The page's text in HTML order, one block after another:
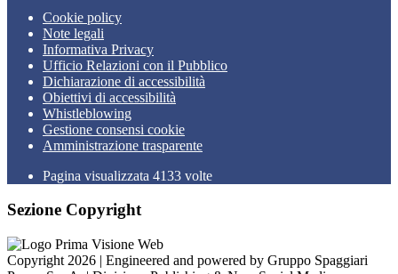
Cookie policy
Note legali
Informativa Privacy
Ufficio Relazioni con il Pubblico
Dichiarazione di accessibilità
Obiettivi di accessibilità
Whistleblowing
Gestione consensi cookie
Amministrazione trasparente
Pagina visualizzata 4133 volte
Sezione Copyright
Copyright 2026 | Engineered and powered by Gruppo Spaggiari